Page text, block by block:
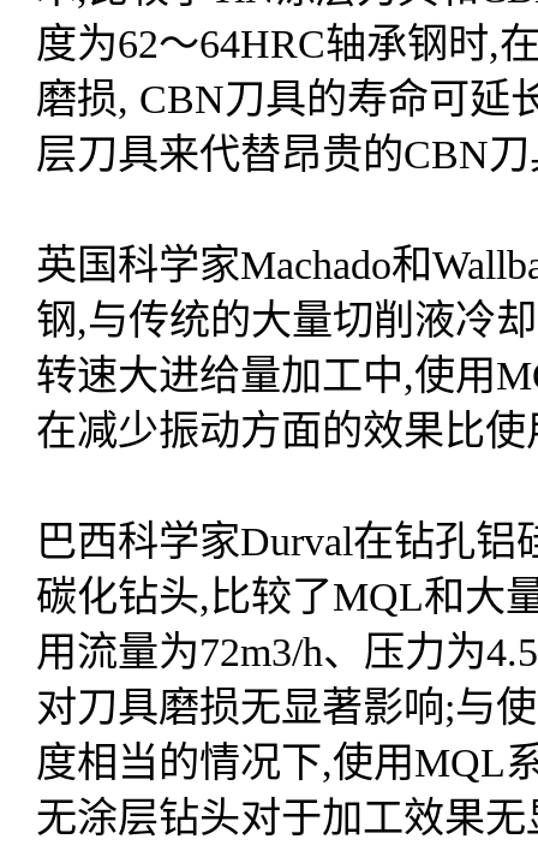
度为62～64HRC轴承钢时,
磨损, CBN刀具的寿命可延
层刀具来代替昂贵的CBN
英国科学家Machado和
钢,与传统的大量切削液冷
转速大进给量加工中,使用
在减少振动方面的效果比
巴西科学家Durval在钻孔
碳化钻头,比较了MQL和大
用流量为72m3/h、压力为
对刀具磨损无显著影响;与
度相当的情况下,使用MQL
无涂层钻头对于加工效果